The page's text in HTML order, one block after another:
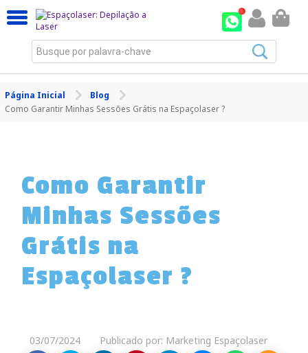
Busque por palavra-chave
Página Inicial
Blog
Como Garantir Minhas Sessões Grátis na Espaçolaser ?
Como Garantir
Minhas Sessões
Grátis na
Espaçolaser ?
03/07/2024 Publicado por: Marketing Espaçolaser